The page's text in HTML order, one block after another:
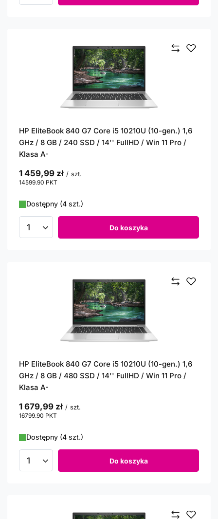
HP EliteBook 840 G7 Core i5 10210U (10-gen.) 1,6
GHz / 8 GB / 240 SSD / 14'' FullHD / Win 11 Pro /
Klasa A-
1 459,99 zł / szt.
14599.90 PKT
Dostępny (4 szt.)
Ilość produktów Do koszyka
HP EliteBook 840 G7 Core i5 10210U (10-gen.) 1,6
GHz / 8 GB / 480 SSD / 14'' FullHD / Win 11 Pro /
Klasa A-
1 679,99 zł / szt.
16799.90 PKT
Dostępny (4 szt.)
Ilość produktów Do koszyka